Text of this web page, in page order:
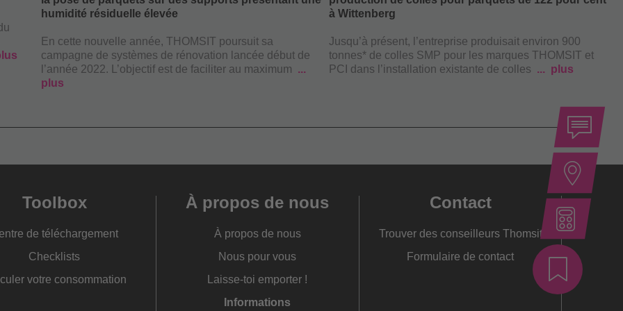
parmi
la
et
millions
de
les
», a
un signal
entreprises et
humidité résiduelle élevée
En cette nouvelle année, THOMSIT poursuit sa
campagne de systèmes de rénovation lancée début de
l’année 2022. L’objectif est de faciliter au maximum
plus
à Wittenberg
Jusqu’à présent, l’entreprise produisait environ 900
tonnes* de colles SMP pour les marques THOMSIT et
PCI dans l’installation existante de colles
plus
Toolbox
de téléchargement
Checklists
votre consommation
À propos de nous
À propos de nous
Nous pour vous
Laisse-toi emporter !
Informations
Contact
Trouver des conseilleurs Thomsit
Formulaire de contact